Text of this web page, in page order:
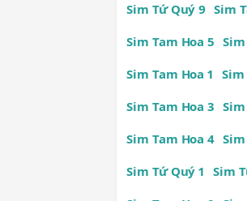
Sim Tứ Quý 9 Sim
Sim Tam Hoa 5
Sim Tam Hoa 1
Sim
Sim Tam Hoa 3
Sim Tam Hoa 4
Sim Tứ Quý 1
Sim